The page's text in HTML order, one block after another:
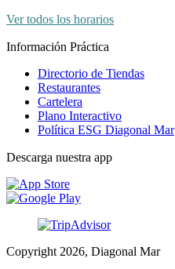
Ver todos los horarios
Información Práctica
Directorio de Tiendas
Restaurantes
Cartelera
Plano Interactivo
Política ESG Diagonal Mar
Descarga nuestra app
Copyright 2026, Diagonal Mar